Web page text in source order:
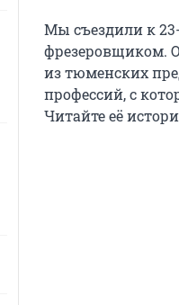
Мы съездили к
фрезеровщиком.
из тюменских
профессий, с
Читайте её